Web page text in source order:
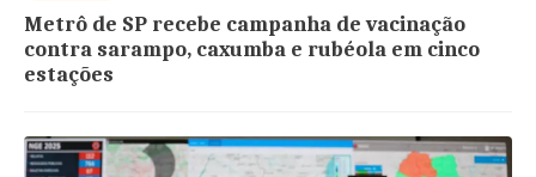
Metrô de SP recebe campanha de vacinação
contra sarampo, caxumba e rubéola em cinco
estações